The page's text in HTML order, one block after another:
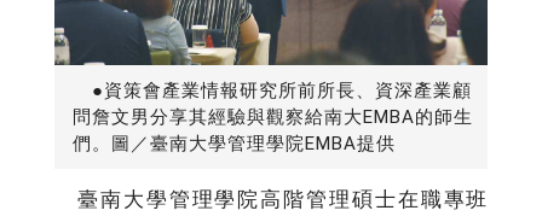
●資策會產業情報研究所前所長、資深產業顧
問詹文男分享其經驗與觀察給南大EMBA的師生
們。圖／臺南大學管理學院EMBA提供
臺南大學管理學院高階管理碩士在職專班